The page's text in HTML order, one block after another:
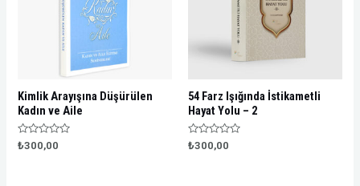
Kimlik Arayışına Düşürülen
Kadın ve Aile
Rated
0
₺300,00
54 Farz Işığında İstikametli
Hayat Yolu – 2
Rated
0
₺300,00